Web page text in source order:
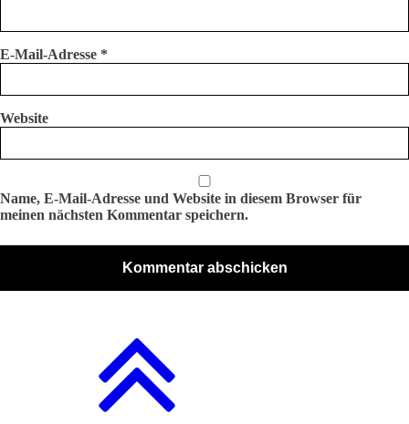
E-Mail-Adresse *
Website
Name, E-Mail-Adresse und Website in diesem Browser für
meinen nächsten Kommentar speichern.